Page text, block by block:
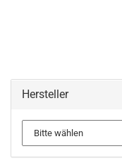
Hersteller